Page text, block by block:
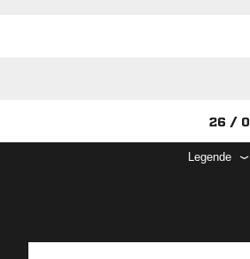
26 / 0
Legende